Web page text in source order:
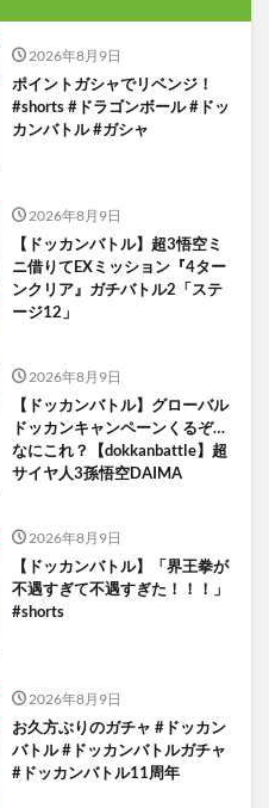
2026年8月9日
ポイントガシャでリベンジ！
#shorts #ドラゴンボール #ドッ
カンバトル #ガシャ
2026年8月9日
【ドッカンバトル】超3悟空ミ
ニ借りてEXミッション『4ター
ンクリア』ガチバトル2「ステ
ージ12」
2026年8月9日
【ドッカンバトル】グローバル
ドッカンキャンペーンくるぞ…
なにこれ？【dokkanbattle】超
サイヤ人3孫悟空DAIMA
2026年8月9日
【ドッカンバトル】「界王拳が
不遇すぎて不遇すぎた！！！」
#shorts
2026年8月9日
お久方ぶりのガチャ #ドッカン
バトル #ドッカンバトルガチャ
#ドッカンバトル11周年